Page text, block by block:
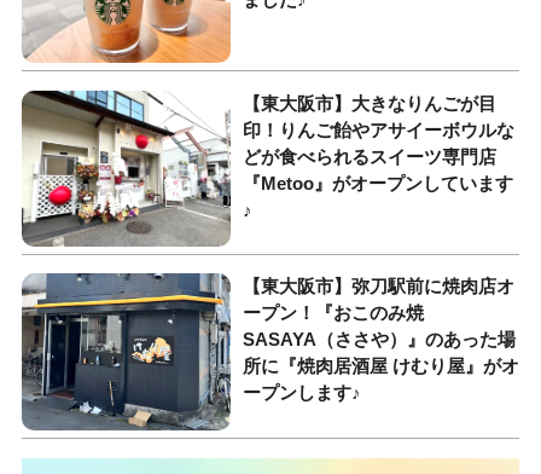
【東大阪市】大きなりんごが目
印！りんご飴やアサイーボウルな
どが食べられるスイーツ専門店
『Metoo』がオープンしています
♪
【東大阪市】弥刀駅前に焼肉店オ
ープン！『おこのみ焼
SASAYA（ささや）』のあった場
所に『焼肉居酒屋 けむり屋』がオ
ープンします♪